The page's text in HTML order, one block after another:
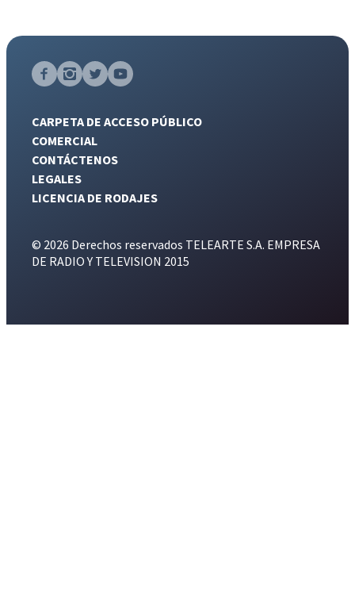
CARPETA DE ACCESO PÚBLICO
COMERCIAL
CONTÁCTENOS
LEGALES
LICENCIA DE RODAJES
© 2026 Derechos reservados TELEARTE S.A. EMPRESA
DE RADIO Y TELEVISION 2015